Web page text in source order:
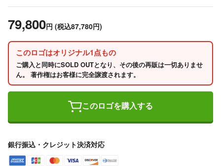
79,800円 (税込87,780円)
このロゴはオリジナル1点もの
ご購入と同時にSOLD OUTとなり、その後の再販は一切ありませ
ん。 著作権はお客様に完全譲渡されます。
このロゴを購入する
銀行振込・クレジット決済対応